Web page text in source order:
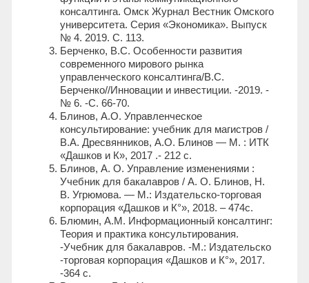
консалтинга. Омск Журнал Вестник Омского
университета. Серия «Экономика». Выпуск
№ 4. 2019. С. 113.
Берченко, В.С. Особенности развития
современного мирового рынка
управленческого консалтинга/В.С.
Берченко//Инновации и инвестиции. -2019. -
№ 6. -С. 66-70.
Блинов, А.О. Управленческое
консультирование: учебник для магистров /
В.А. Дресвянников, А.О. Блинов — М. : ИТК
«Дашков и К», 2017 .- 212 с.
Блинов, А. О. Управление изменениями :
Учебник для бакалавров / А. О. Блинов, Н.
В. Угрюмова. — М.: Издательско-торговая
корпорация «Дашков и К°», 2018. – 474с.
Блюмин, А.М. Информационный консалтинг:
Теория и практика консультирования.
-Учебник для бакалавров. -М.: Издательско
-торговая корпорация «Дашков и К°», 2017.
-364 с.